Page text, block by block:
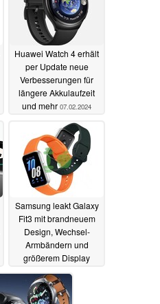
Huawei Watch 4 erhält
per Update neue
Verbesserungen für
längere Akkulaufzeit
und mehr 07.02.2024
Samsung leakt Galaxy
Fit3 mit brandneuem
Design, Wechsel-
Armbändern und
größerem Display
30.01.2024